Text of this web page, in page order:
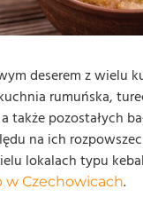
deserem z wielu
rumuńska,
także pozostałych
na ich
lokalach typu
Czechowicach.